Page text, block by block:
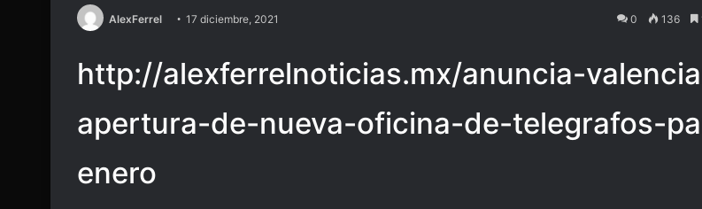
AlexFerrel 17 diciembre, 2021 0 136
http://alexferrelnoticias.mx/anuncia-
apertura-de-nueva-oficina-de-telegrafos-
enero